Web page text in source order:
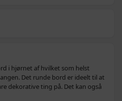
i hjørnet af hvilket som helst
Det runde bord er ideelt til at
dekorative ting på. Det kan også